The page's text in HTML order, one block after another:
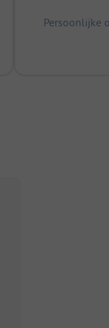
Persoonlijke